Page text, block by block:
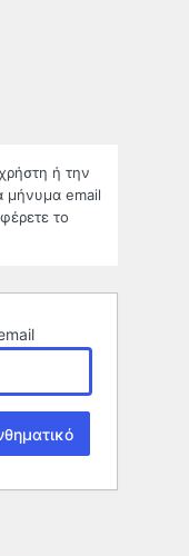
ή την
μήνυμα email
το